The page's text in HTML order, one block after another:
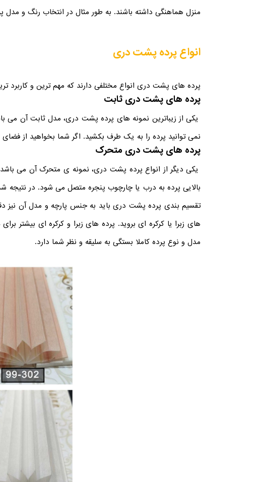
منزل هماهنگی داشته باشند. به طور مثال در انتخاب رنگ و
انواع پرده پشت دری
پرده های پشت دری انواع مختلفی دارند که مهم ترین و
پرده های پشت دری ثابت
یکی از زیباترین نمونه های پرده پشت دری، مدل ثابت آن می
نمی توانید پرده را به یک طرف بکشید. اگر شما بخواهید از فضای
پرده های پشت دری متحرک
یکی دیگر از انواع پرده پشت دری، نمونه ی متحرک آن می
بالایی پرده به درب یا چارچوب پنجره متصل می شود. در نتیجه
تقسیم بندی پرده پشت دری باید به جنس پارچه و مدل آن نیز
های زبرا یا کرکره ای بروید. پرده های زبرا و کرکره ای بیشتر
مدل و نوع پرده کاملا بستگی به سلیقه و نظر شما دارد.